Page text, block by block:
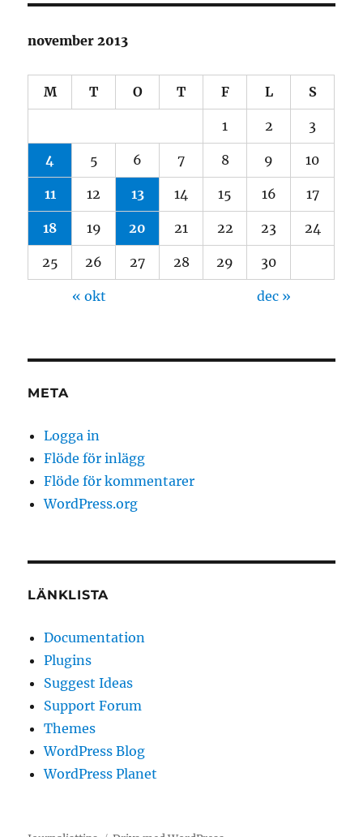
november 2013
M T O T F L S
1 2 3
4 5 6 7 8 9 10
11 12 13 14 15 16 17
18 19 20 21 22 23 24
25 26 27 28 29 30
« okt dec »
META
Logga in
Flöde för inlägg
Flöde för kommentarer
WordPress.org
LÄNKLISTA
Documentation
Plugins
Suggest Ideas
Support Forum
Themes
WordPress Blog
WordPress Planet